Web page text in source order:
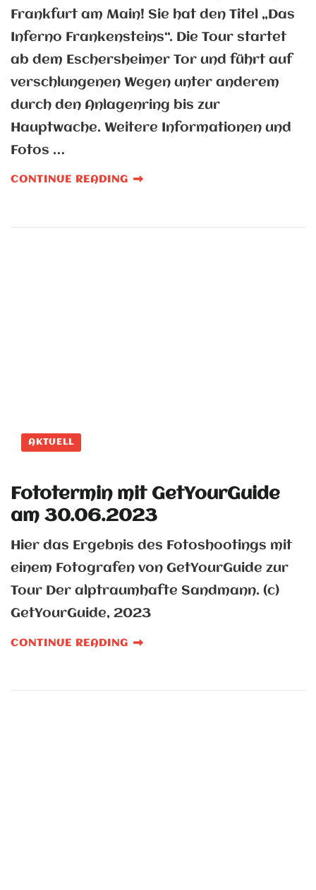
Frankfurt am Main! Sie hat den Titel „Das
Inferno Frankensteins“. Die Tour startet
ab dem Eschersheimer Tor und führt auf
verschlungenen Wegen unter anderem
durch den Anlagenring bis zur
Hauptwache. Weitere Informationen und
Fotos …
CONTINUE READING
AKTUELL
Fototermin mit GetYourGuide
am 30.06.2023
Hier das Ergebnis des Fotoshootings mit
einem Fotografen von GetYourGuide zur
Tour Der alptraumhafte Sandmann. (c)
GetYourGuide, 2023
CONTINUE READING